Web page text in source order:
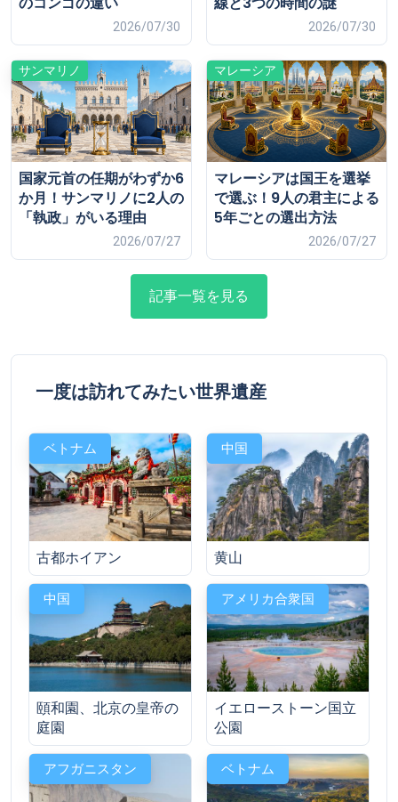
2026/07/30 2026/07/30
サンマリノ
国家元首の任期がわずか6
か月！サンマリノに2人の
「執政」がいる理由
2026/07/27
マレーシア
マレーシアは国王を選挙
で選ぶ！9人の君主による
5年ごとの選出方法
2026/07/27
記事一覧を見る
一度は訪れてみたい世界遺産
ベトナム
古都ホイアン
中国
黄山
中国
頤和園、北京の皇帝の
庭園
アメリカ合衆国
イエローストーン国立
公園
アフガニスタン ベトナム